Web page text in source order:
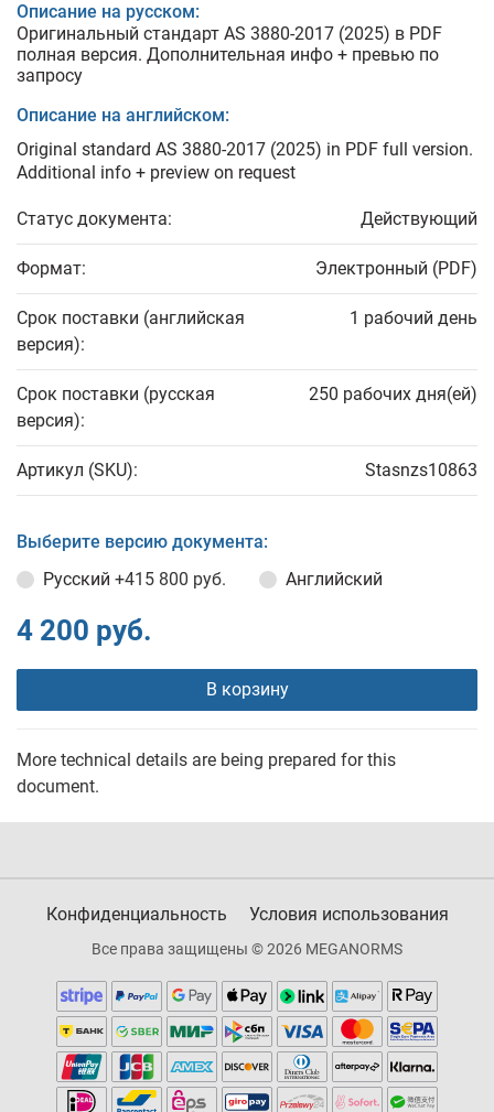
Описание на русском:
Оригинальный стандарт AS 3880-2017 (2025) в PDF
полная версия. Дополнительная инфо + превью по
запросу
Описание на английском:
Original standard AS 3880-2017 (2025) in PDF full version.
Additional info + preview on request
Статус документа: Действующий
Формат: Электронный (PDF)
Срок поставки (английская
версия):
1 рабочий день
Срок поставки (русская
версия):
250 рабочих дня(ей)
Артикул (SKU): Stasnzs10863
Выберите версию документа:
Русский +415 800 руб. Английский
4 200 руб.
В корзину
More technical details are being prepared for this
document.
Конфиденциальность Условия использования
Все права защищены © 2026 MEGANORMS